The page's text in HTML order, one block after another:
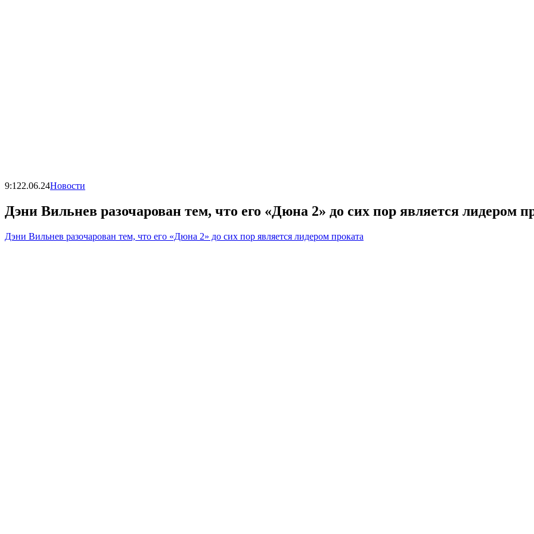
9:122.06.24Новости
Дэни Вильнев разочарован тем, что его «Дюна 2» до сих пор является лидером
Дэни Вильнев разочарован тем, что его «Дюна 2» до сих пор является лидером проката